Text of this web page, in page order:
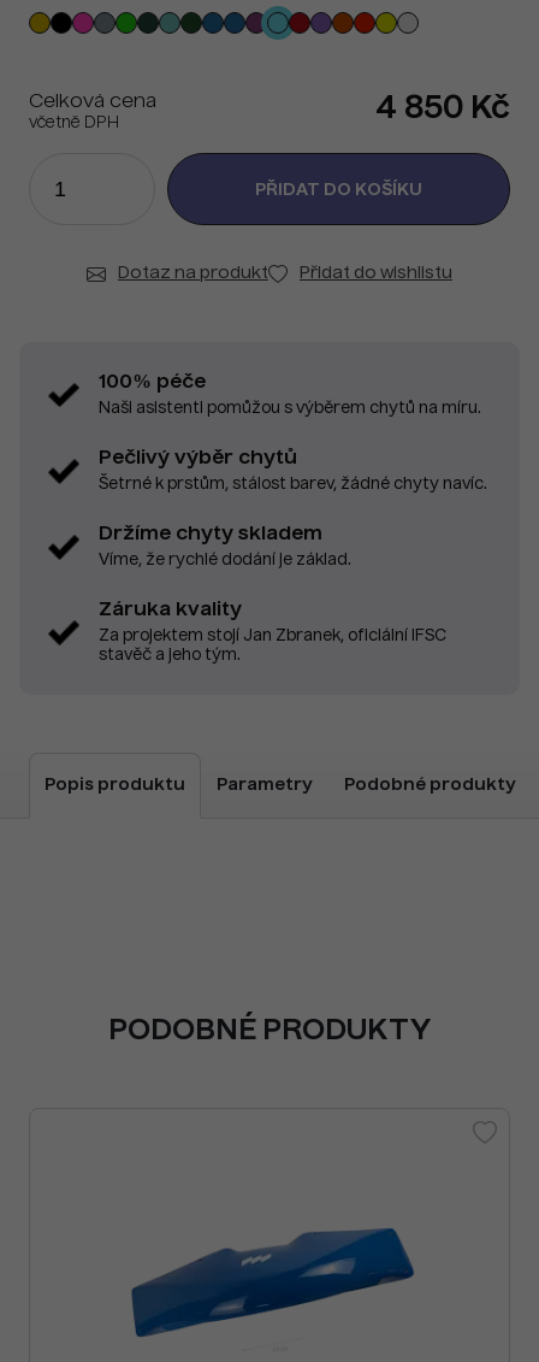
Celková cena
včetně DPH 4 850 Kč
Dotaz na produkt Přidat do wishlistu
100% péče
Naši asistenti pomůžou s výběrem chytů na míru.
Pečlivý výběr chytů
Šetrné k prstům, stálost barev, žádné chyty navíc.
Držíme chyty skladem
Víme, že rychlé dodání je základ.
Záruka kvality
Za projektem stojí Jan Zbranek, oficiální IFSC
stavěč a jeho tým.
Popis produktu Parametry Podobné produkty
PODOBNÉ PRODUKTY